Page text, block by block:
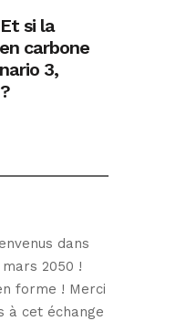
si la
carbone
3,
dans
2050 !
forme ! Merci
à cet échange